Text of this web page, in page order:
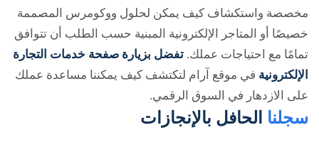
مخصصة واستكشاف كيف يمكن لحلول ووكومرس المصممة
خصيصًا أو المتاجر الإلكترونية المبنية حسب الطلب أن تتوافق
تمامًا مع احتياجات عملك. تفضل بزيارة صفحة خدمات التجارة
الإلكترونية في موقع آرام لتكتشف كيف يمكننا مساعدة عملك
على الازدهار في السوق الرقمي.
سجلنا الحافل بالإنجازات